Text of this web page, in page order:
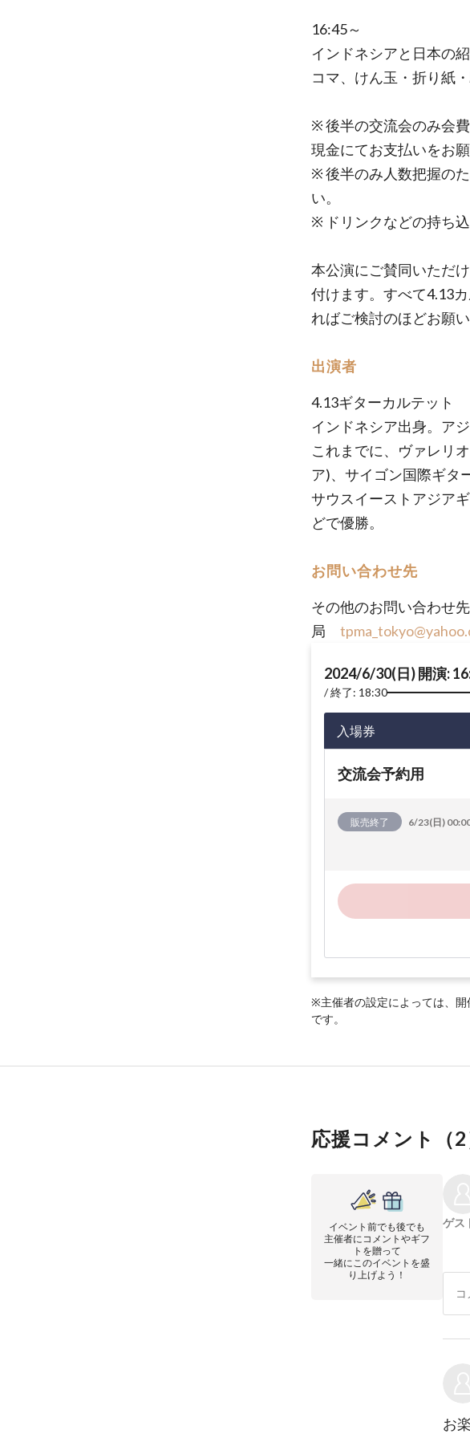
16:45～
インドネシアと日本の
コマ、けん玉・折り紙
※ 後半の交流会のみ会
現金にてお支払いをお願
※ 後半のみ人数把握の
い。
※ ドリンクなどの持ち込
本公演にご賛同いただ
付けます。すべて4.13
ればご検討のほどお願
出演者
4.13ギターカルテット
インドネシア出身。ア
これまでに、ヴァレリ
ア)、サイゴン国際ギタ
サウスイーストアジア
どで優勝。
お問い合わせ先
その他のお問い合わせ
局
2024/6/30(日) 開演:
終了: 18:30
入場券
交流会予約用
販売終了 6/23(日)
※主催者の設定によっては、
です。
応援コメント（2
イベント前でも後でも
主催者にコメントやギフ
トを贈って
一緒にこのイベントを盛
り上げよう！
ゲス
お